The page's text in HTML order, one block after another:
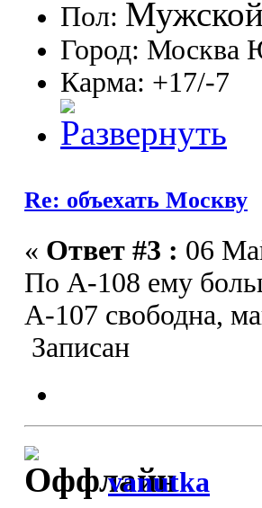
Пол:
Город:
Карма: +17/-7
Re: объехать Москву
« Ответ #3 : 06
По А-108 ему
А-107 свободна,
Записан
vanutka